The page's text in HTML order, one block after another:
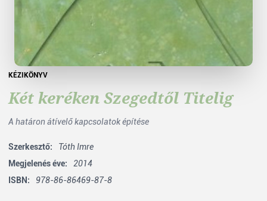
KÉZIKÖNYV
Két keréken Szegedtől Titelig
A határon átívelő kapcsolatok építése
Szerkesztő:
Tóth Imre
Megjelenés éve:
2014
ISBN:
978-86-86469-87-8